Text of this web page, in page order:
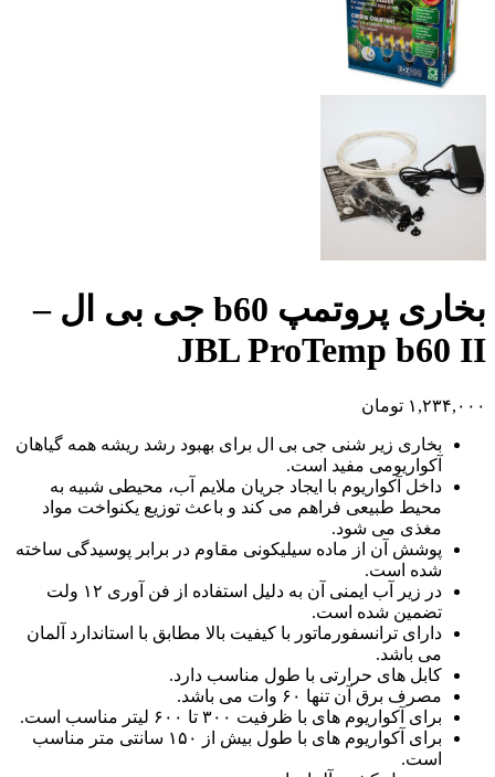
بخاری پروتمپ b60 جی بی ال –
JBL ProTemp b60 II
۱,۲۳۴,۰۰۰ تومان
بخاری زیر شنی جی بی ال برای بهبود رشد ریشه همه گیاهان
آکواریومی مفید است.
داخل آکواریوم با ایجاد جریان ملایم آب، محیطی شبیه به
محیط طبیعی فراهم می کند و باعث توزیع یکنواخت مواد
مغذی می شود.
پوشش آن از ماده سیلیکونی مقاوم در برابر پوسیدگی ساخته
شده است.
در زیر آب ایمنی آن به دلیل استفاده از فن آوری ۱۲ ولت
تضمین شده است.
دارای ترانسفورماتور با کیفیت بالا مطابق با استاندارد آلمان
می باشد.
کابل های حرارتی با طول مناسب دارد.
مصرف برق آن تنها ۶۰ وات می باشد.
برای آکواریوم های با ظرفیت ۳۰۰ تا ۶۰۰ لیتر مناسب است.
برای آکواریوم های با طول بیش از ۱۵۰ سانتی متر مناسب
است.